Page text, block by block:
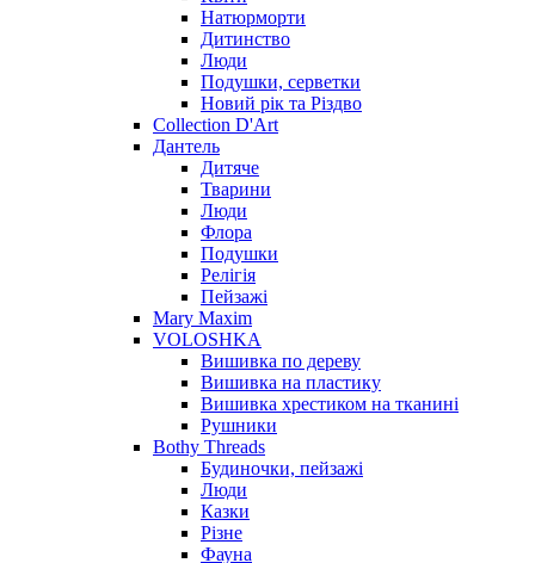
Натюрморти
Дитинство
Люди
Подушки, серветки
Новий рік та Різдво
Collection D'Art
Дантель
Дитяче
Тварини
Люди
Флора
Подушки
Релігія
Пейзажі
Mary Maxim
VOLOSHKA
Вишивка по дереву
Вишивка на пластику
Вишивка хрестиком на тканині
Рушники
Bothy Threads
Будиночки, пейзажі
Люди
Казки
Різне
Фауна